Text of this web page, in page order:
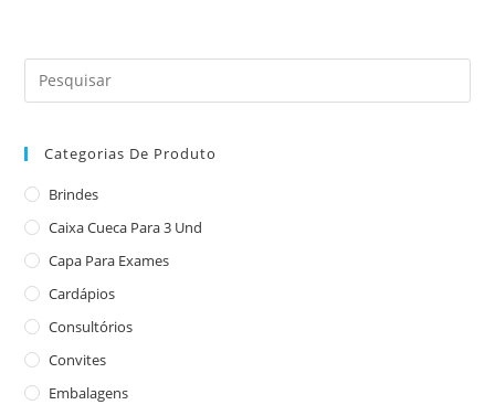
Categorias De Produto
Brindes
Caixa Cueca Para 3 Und
Capa Para Exames
Cardápios
Consultórios
Convites
Embalagens